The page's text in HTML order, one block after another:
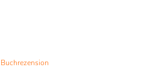
Buchrezension